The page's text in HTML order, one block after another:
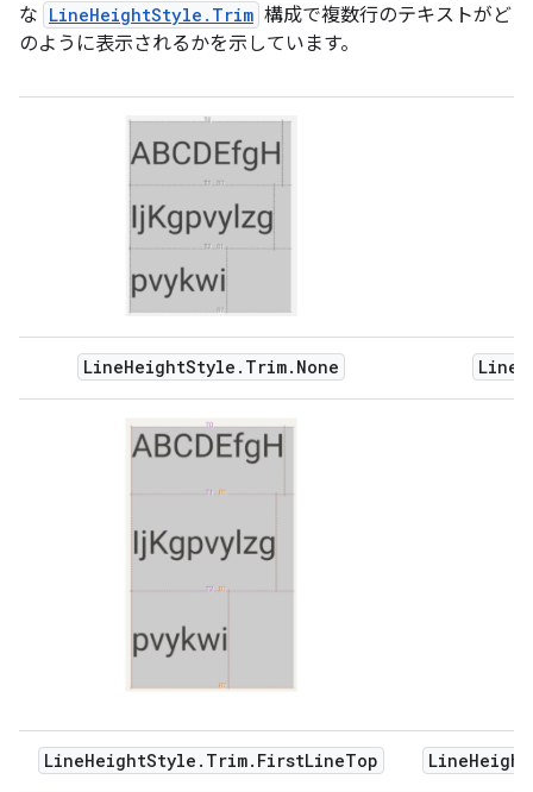
な LineHeightStyle.Trim 構成で複数行のテキストがど
のように表示されるかを示しています。
LineHeightStyle.Trim.None
LineHeightStyle.Trim.FirstLineTop